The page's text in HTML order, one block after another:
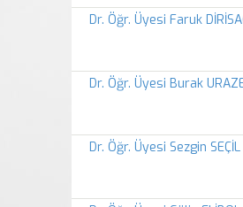
Dr. Öğr. Üyesi Faruk
Dr. Öğr. Üyesi Burak
Dr. Öğr. Üyesi Sezgin SEÇİL